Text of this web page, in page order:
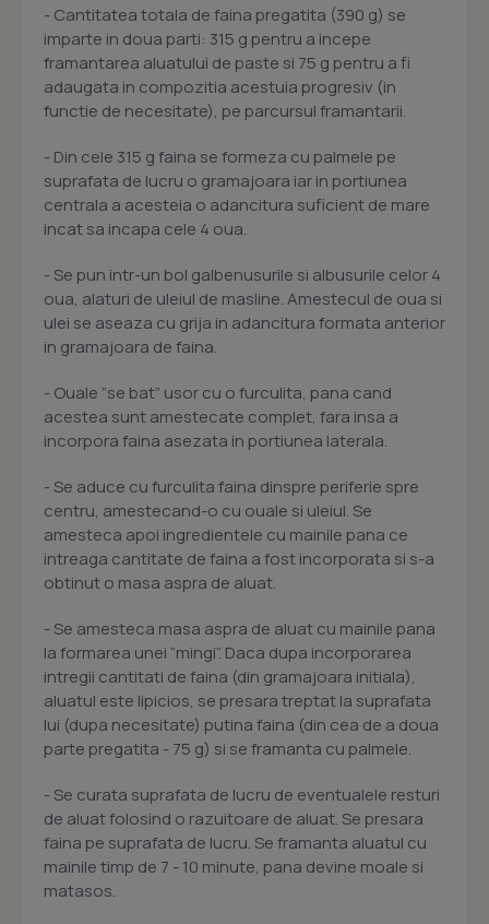
- Cantitatea totala de faina pregatita (390 g) se
imparte in doua parti: 315 g pentru a incepe
framantarea aluatului de paste si 75 g pentru a fi
adaugata in compozitia acestuia progresiv (in
functie de necesitate), pe parcursul framantarii.
- Din cele 315 g faina se formeza cu palmele pe
suprafata de lucru o gramajoara iar in portiunea
centrala a acesteia o adancitura suficient de mare
incat sa incapa cele 4 oua.
- Se pun intr-un bol galbenusurile si albusurile celor 4
oua, alaturi de uleiul de masline. Amestecul de oua si
ulei se aseaza cu grija in adancitura formata anterior
in gramajoara de faina.
- Ouale ”se bat” usor cu o furculita, pana cand
acestea sunt amestecate complet, fara insa a
incorpora faina asezata in portiunea laterala.
- Se aduce cu furculita faina dinspre periferie spre
centru, amestecand-o cu ouale si uleiul. Se
amesteca apoi ingredientele cu mainile pana ce
intreaga cantitate de faina a fost incorporata si s-a
obtinut o masa aspra de aluat.
- Se amesteca masa aspra de aluat cu mainile pana
la formarea unei ”mingi”. Daca dupa incorporarea
intregii cantitati de faina (din gramajoara initiala),
aluatul este lipicios, se presara treptat la suprafata
lui (dupa necesitate) putina faina (din cea de a doua
parte pregatita - 75 g) si se framanta cu palmele.
- Se curata suprafata de lucru de eventualele resturi
de aluat folosind o razuitoare de aluat. Se presara
faina pe suprafata de lucru. Se framanta aluatul cu
mainile timp de 7 - 10 minute, pana devine moale si
matasos.